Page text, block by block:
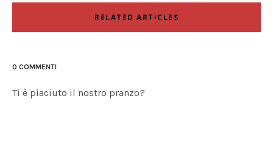
RELATED ARTICLES
0 COMMENTI
Ti è piaciuto il nostro pranzo?